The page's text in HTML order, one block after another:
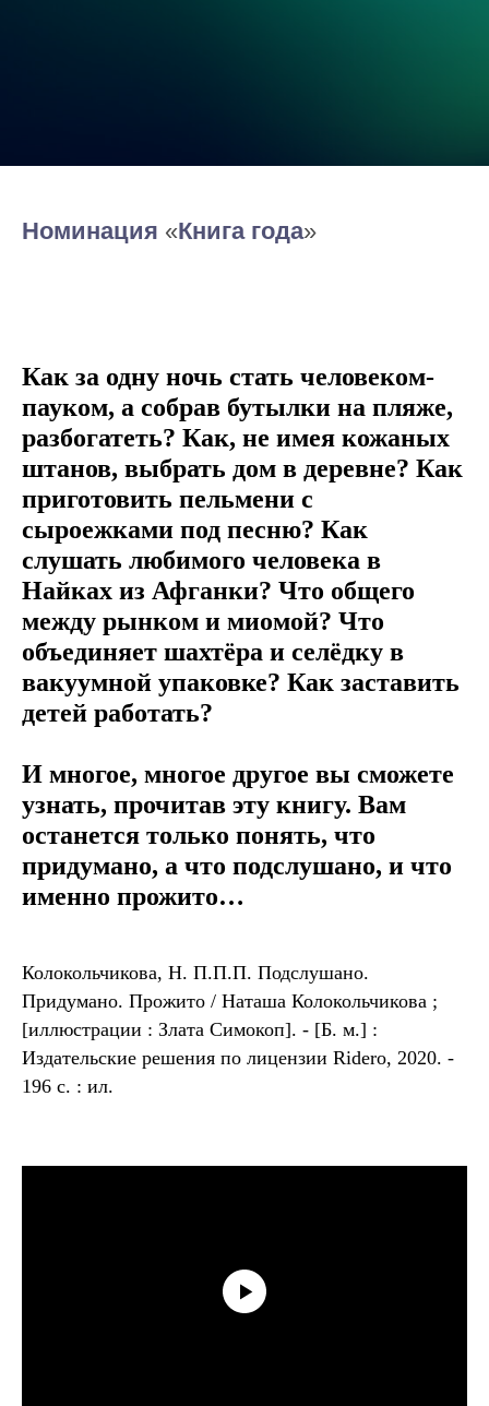
Номинация «Книга года»
Как за одну ночь стать человеком-
пауком, а собрав бутылки на пляже,
разбогатеть? Как, не имея кожаных
штанов, выбрать дом в деревне? Как
приготовить пельмени с
сыроежками под песню? Как
слушать любимого человека в
Найках из Афганки? Что общего
между рынком и миомой? Что
объединяет шахтёра и селёдку в
вакуумной упаковке? Как заставить
детей работать?
И многое, многое другое вы сможете
узнать, прочитав эту книгу. Вам
останется только понять, что
придумано, а что подслушано, и что
именно прожито…
Колокольчикова, Н. П.П.П. Подслушано.
Придумано. Прожито / Наташа Колокольчикова ;
[иллюстрации : Злата Симокоп]. - [Б. м.] :
Издательские решения по лицензии Ridero, 2020. -
196 с. : ил.